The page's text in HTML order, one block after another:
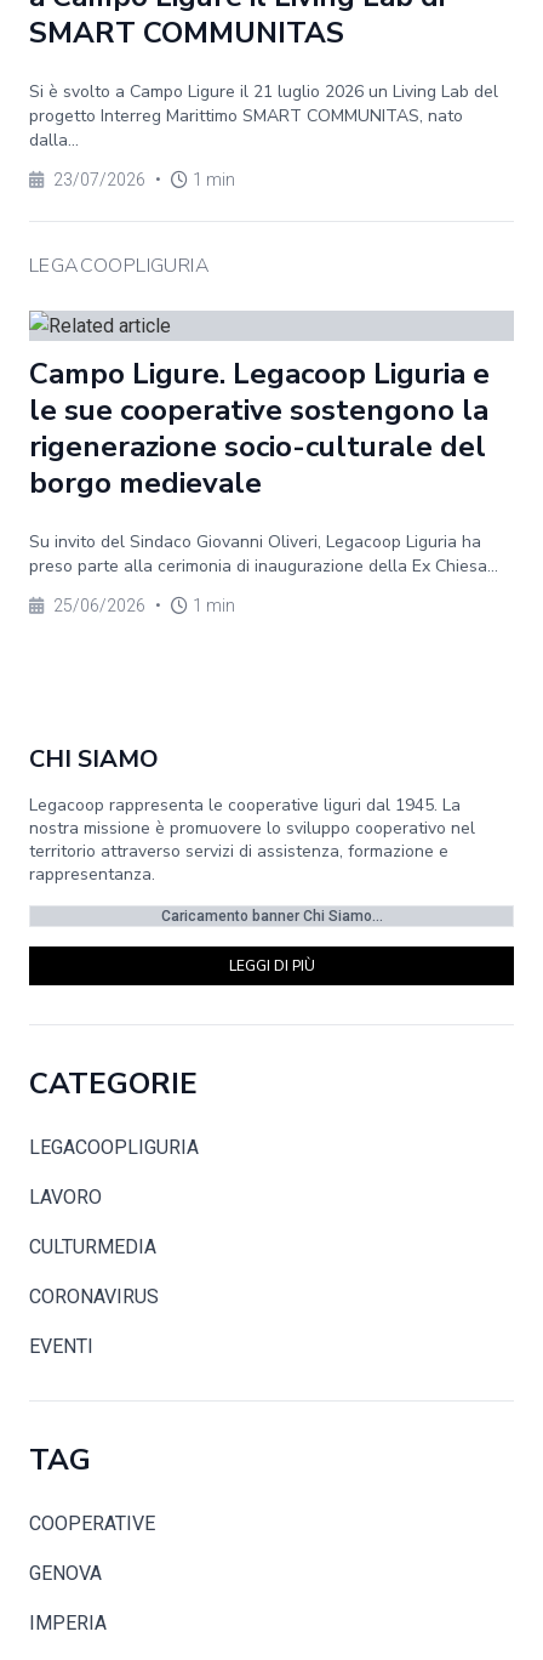
SMART COMMUNITAS
Si è svolto a Campo Ligure il 21 luglio 2026 un Living Lab del
progetto Interreg Marittimo SMART COMMUNITAS, nato
dalla...
23/07/2026 • 1 min
LEGACOOPLIGURIA
Campo Ligure. Legacoop Liguria e
le sue cooperative sostengono la
rigenerazione socio-culturale del
borgo medievale
Su invito del Sindaco Giovanni Oliveri, Legacoop Liguria ha
preso parte alla cerimonia di inaugurazione della Ex Chiesa...
25/06/2026 • 1 min
CHI SIAMO
Legacoop rappresenta le cooperative liguri dal 1945. La
nostra missione è promuovere lo sviluppo cooperativo nel
territorio attraverso servizi di assistenza, formazione e
rappresentanza.
Caricamento banner Chi Siamo...
LEGGI DI PIÙ
CATEGORIE
LEGACOOPLIGURIA
LAVORO
CULTURMEDIA
CORONAVIRUS
EVENTI
TAG
COOPERATIVE
GENOVA
IMPERIA